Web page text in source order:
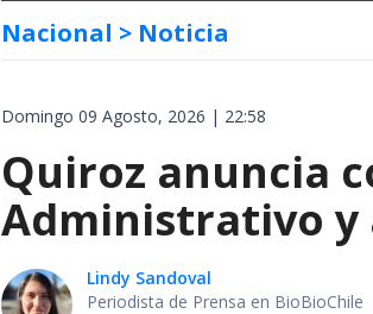
Nacional > Noticia
Domingo 09 Agosto, 2026 | 22:58
Quiroz anuncia
Administrativo y
Lindy Sandoval
Periodista de Prensa en BioBioChile